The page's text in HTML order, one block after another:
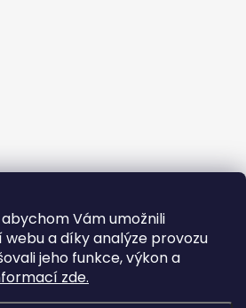
Vám umožnili
a díky analýze provozu
jeho funkce, výkon a
zde.